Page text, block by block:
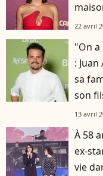
22 avril
"On
:
sa
son
13 avril
À 58
ex-
vie